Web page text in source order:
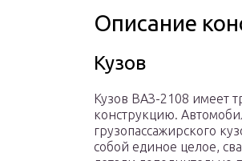
Описание
Кузов
Кузов ВАЗ-2108 имеет
конструкцию.
грузопассажирского
собой единое целое,